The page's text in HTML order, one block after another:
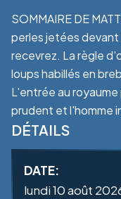
SOMMAIRE DE
perles jetées devant
recevrez. La règle
loups habillés en
L'entrée au
prudent et l'homme
DÉTAILS
DATE:
lundi 10 août